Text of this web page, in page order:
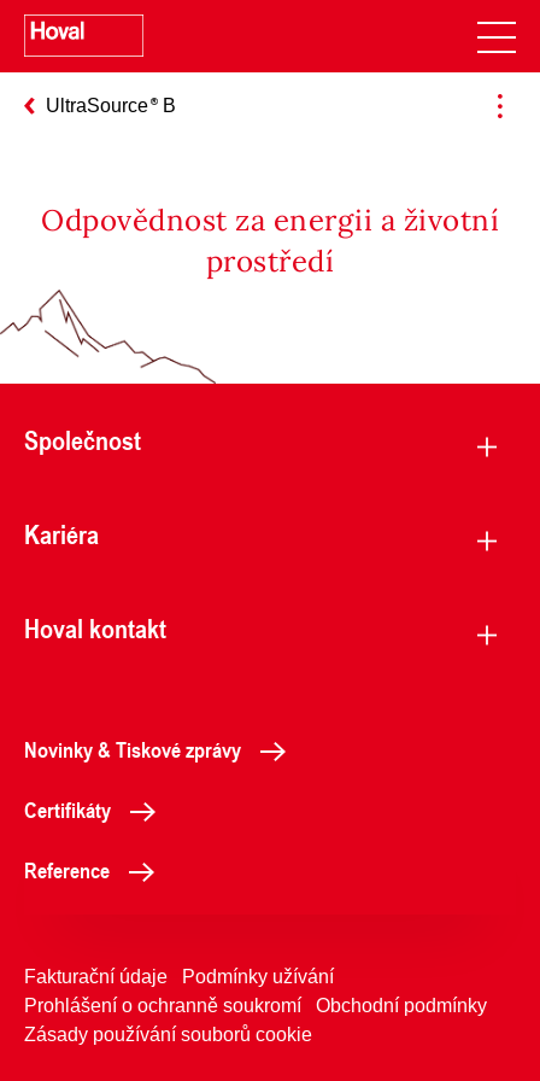
UltraSource B
Odpovědnost za energii a životní
prostředí
Společnost
Kariéra
Hoval kontakt
Novinky & Tiskové zprávy
Certifikáty
Reference
Fakturační údaje
Podmínky užívání
Prohlášení o ochranně soukromí
Obchodní podmínky
Zásady používání souborů cookie